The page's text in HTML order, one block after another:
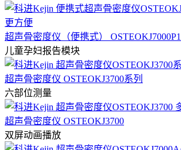
超声骨密度仪（便携式） OSTEOKJ7000P1
儿童孕妇报告模块
超声骨密度仪 OSTEOKJ3700系列
六部位测量
超声骨密度仪 OSTEOKJ3700
双屏动画播放